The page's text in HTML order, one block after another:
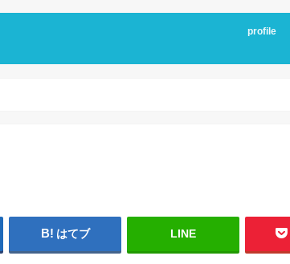
profile
はてブ LINE